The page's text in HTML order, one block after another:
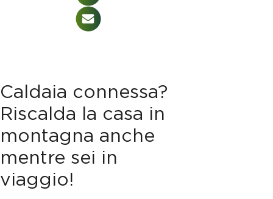
Caldaia connessa?
Riscalda la casa in
montagna anche
mentre sei in
viaggio!